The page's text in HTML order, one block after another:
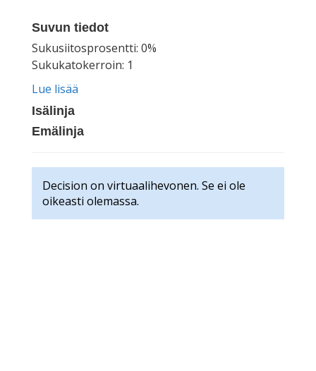
Suvun tiedot
Sukusiitosprosentti: 0%
Sukukatokerroin: 1
Lue lisää
Isälinja
Emälinja
Decision on virtuaalihevonen. Se ei ole
oikeasti olemassa.